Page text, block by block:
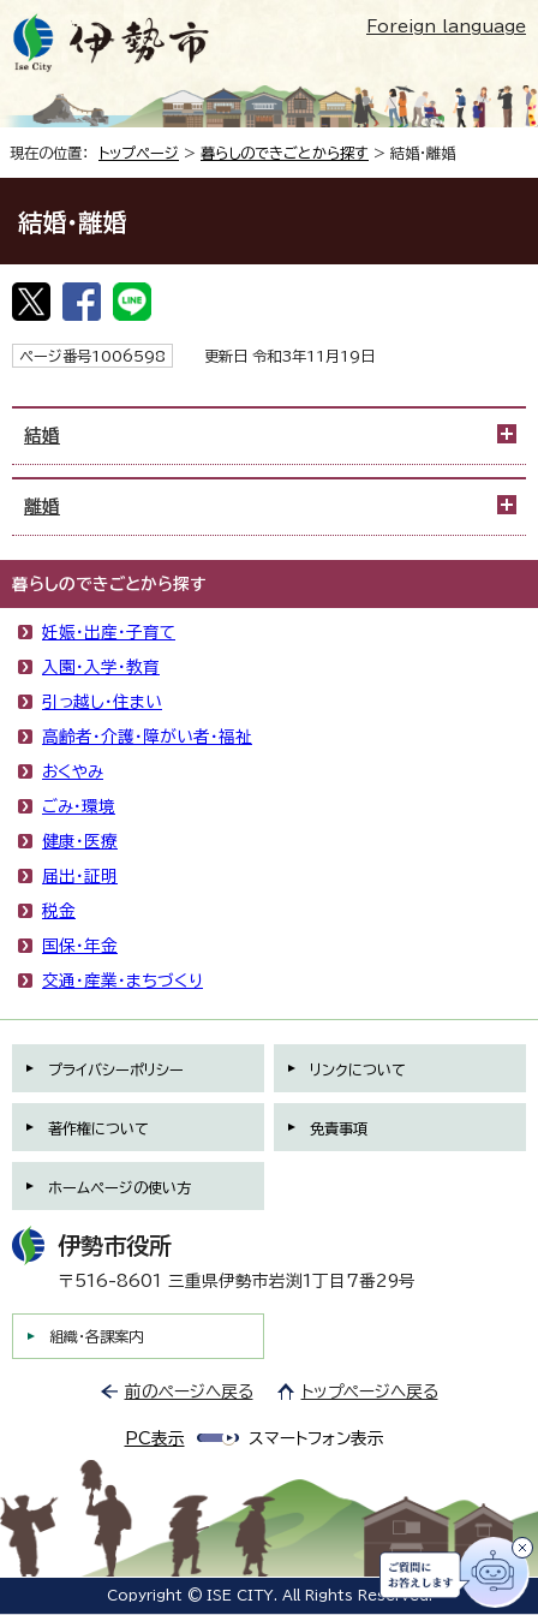
Foreign language
現在の位置： トップページ > 暮らしのできごとから探す > 結婚・離婚
結婚・離婚
ページ番号1006598 更新日 令和3年11月19日
結婚
離婚
暮らしのできごとから探す
妊娠・出産・子育て
入園・入学・教育
引っ越し・住まい
高齢者・介護・障がい者・福祉
おくやみ
ごみ・環境
健康・医療
届出・証明
税金
国保・年金
交通・産業・まちづくり
プライバシーポリシー リンクについて
著作権について 免責事項
ホームページの使い方
伊勢市役所
〒516-8601 三重県伊勢市岩渕1丁目7番29号
組織・各課案内
前のページへ戻る トップページへ戻る
PC表示 スマートフォン表示
Copyright © ISE CITY. All Rights Reserved.